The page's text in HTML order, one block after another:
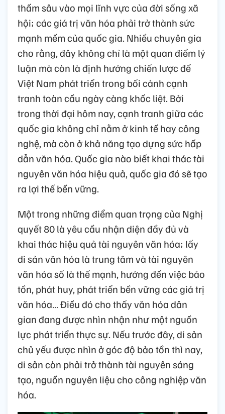
thấm sâu vào mọi lĩnh vực của đời sống xã
hội; các giá trị văn hóa phải trở thành sức
mạnh mềm của quốc gia. Nhiều chuyên gia
cho rằng, đây không chỉ là một quan điểm lý
luận mà còn là định hướng chiến lược để
Việt Nam phát triển trong bối cảnh cạnh
tranh toàn cầu ngày càng khốc liệt. Bởi
trong thời đại hôm nay, cạnh tranh giữa các
quốc gia không chỉ nằm ở kinh tế hay công
nghệ, mà còn ở khả năng tạo dựng sức hấp
dẫn văn hóa. Quốc gia nào biết khai thác tài
nguyên văn hóa hiệu quả, quốc gia đó sẽ tạo
ra lợi thế bền vững.
Một trong những điểm quan trọng của Nghị
quyết 80 là yêu cầu nhận diện đầy đủ và
khai thác hiệu quả tài nguyên văn hóa; lấy
di sản văn hóa là trung tâm và tài nguyên
văn hóa số là thế mạnh, hướng đến việc bảo
tồn, phát huy, phát triển bền vững các giá trị
văn hóa… Điều đó cho thấy văn hóa dân
gian đang được nhìn nhận như một nguồn
lực phát triển thực sự. Nếu trước đây, di sản
chủ yếu được nhìn ở góc độ bảo tồn thì nay,
di sản còn phải trở thành tài nguyên sáng
tạo, nguồn nguyên liệu cho công nghiệp văn
hóa.